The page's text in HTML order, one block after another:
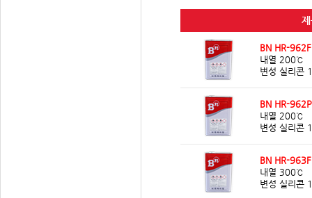
BN HR-962F
내열 200℃
변성 실리콘
BN HR-962P
내열 200℃
변성 실리콘
BN HR-963F
내열 300℃
변성 실리콘